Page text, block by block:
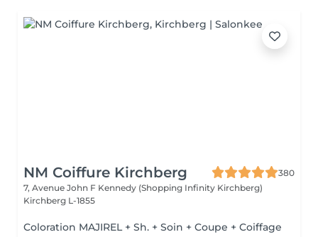
NM Coiffure Kirchberg
380
7, Avenue John F Kennedy (Shopping Infinity Kirchberg)
Kirchberg L-1855
Coloration MAJIREL + Sh. + Soin + Coupe + Coiffage